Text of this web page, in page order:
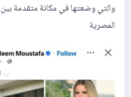
والتي وضعتها في مكانة متقدمة
المصرية